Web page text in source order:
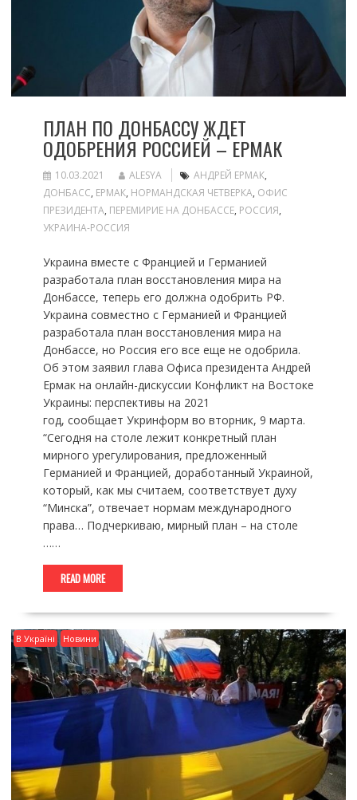
ПЛАН ПО ДОНБАССУ ЖДЕТ
ОДОБРЕНИЯ РОССИЕЙ – ЕРМАК
10.03.2021 ALESYA АНДРЕЙ ЕРМАК,
ДОНБАСС, ЕРМАК, НОРМАНДСКАЯ ЧЕТВЕРКА, ОФИС
ПРЕЗИДЕНТА, ПЕРЕМИРИЕ НА ДОНБАССЕ, РОССИЯ,
УКРАИНА-РОССИЯ
Украина вместе с Францией и Германией
разработала план восстановления мира на
Донбассе, теперь его должна одобрить РФ.
Украина совместно с Германией и Францией
разработала план восстановления мира на
Донбассе, но Россия его все еще не одобрила.
Об этом заявил глава Офиса президента Андрей
Ермак на онлайн-дискуссии Конфликт на Востоке
Украины: перспективы на 2021
год, сообщает Укринформ во вторник, 9 марта.
“Сегодня на столе лежит конкретный план
мирного урегулирования, предложенный
Германией и Францией, доработанный Украиной,
который, как мы считаем, соответствует духу
“Минска”, отвечает нормам международного
права… Подчеркиваю, мирный план – на столе
……
READ MORE
В Україні Новини